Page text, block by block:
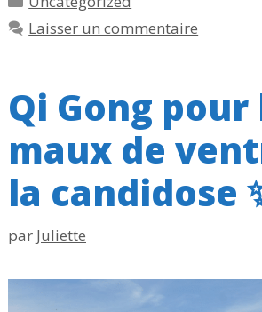
Laisser un commentaire
Qi Gong pour
maux de
la candidose
par Juliette